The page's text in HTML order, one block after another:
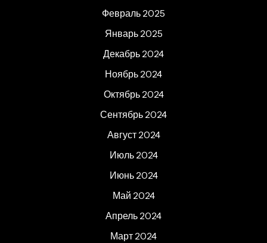
Февраль 2025
Январь 2025
Декабрь 2024
Ноябрь 2024
Октябрь 2024
Сентябрь 2024
Август 2024
Июль 2024
Июнь 2024
Май 2024
Апрель 2024
Март 2024